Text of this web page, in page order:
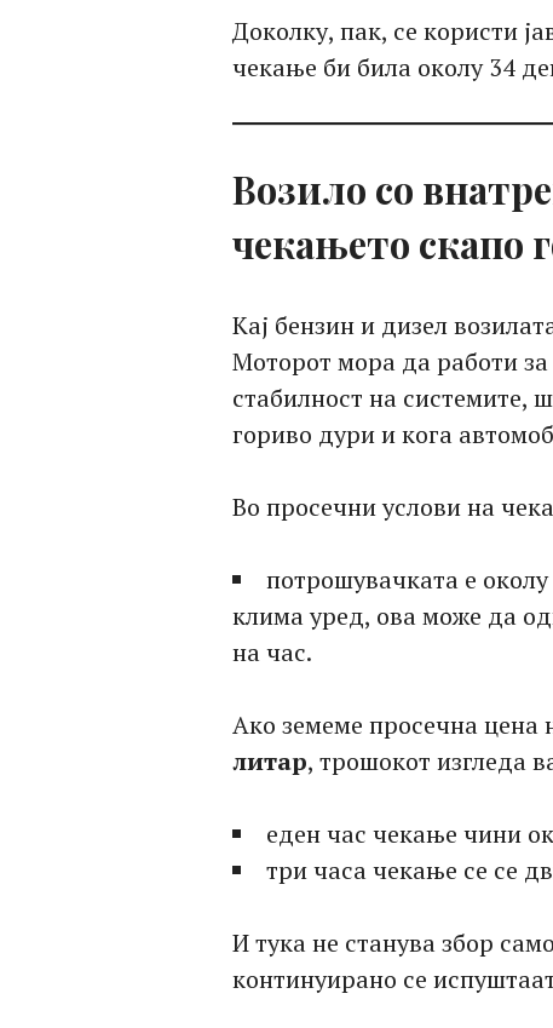
Доколку, пак, се користи
чекање би била околу 34
Возило со
чекањето скапо
Кај бензин и дизел
Моторот мора да работи
стабилност на системите,
гориво дури и кога
Во просечни услови на
потрошувачката е
клима уред, ова може да
на час.
Ако земеме просечна цена
литар, трошокот изгледа
еден час чекање чини
три часа чекање се се
И тука не станува збор
континуирано се